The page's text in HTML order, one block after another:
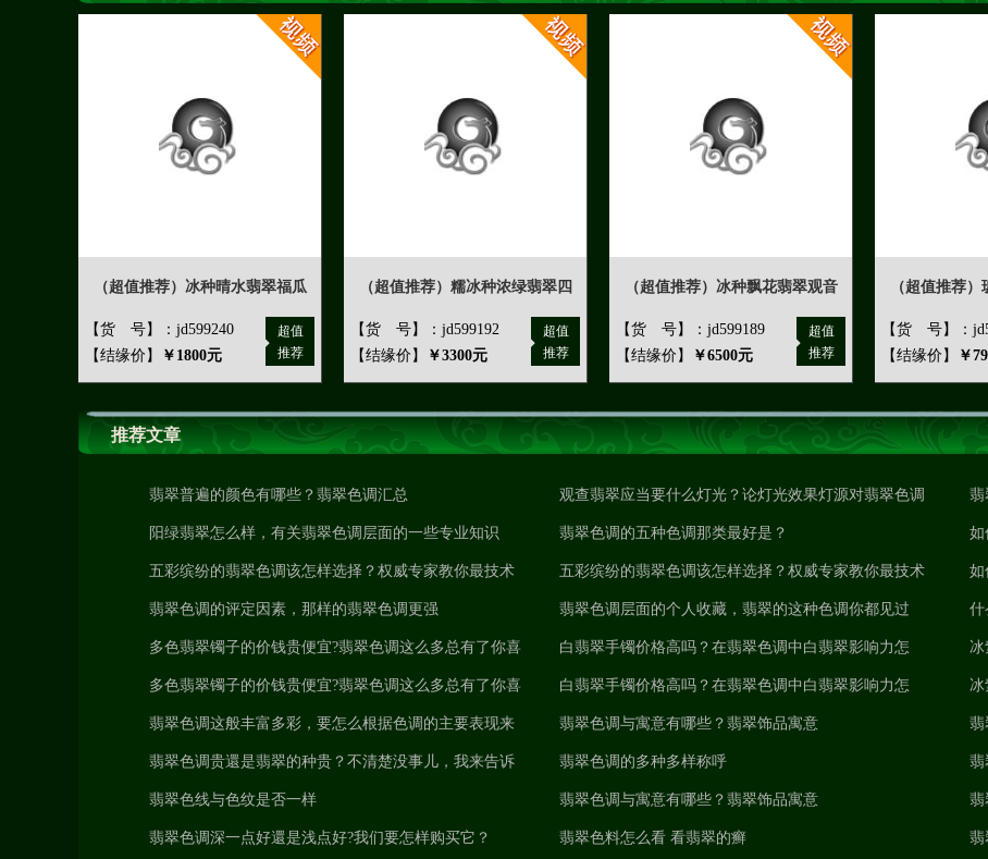
（超值推荐）冰种晴水翡翠福瓜
【货 号】：jd599240
【结缘价】
￥1800元
超值
推荐
（超值推荐）糯冰种浓绿翡翠四
【货 号】：jd599192
【结缘价】
￥3300元
超值
推荐
（超值推荐）冰种飘花翡翠观音
【货 号】：jd599189
【结缘价】
￥6500元
超值
推荐
（超值推荐
【货 号】：
【结缘价】
￥
推荐文章
翡翠普遍的颜色有哪些？翡翠色调汇总 观查翡翠应当要什么灯光？论灯光效果灯源对翡翠色调
的危害
翡
阳绿翡翠怎么样，有关翡翠色调层面的一些专业知识 翡翠色调的五种色调那类最好是？ 如
五彩缤纷的翡翠色调该怎样选择？权威专家教你最技术
专业的方位
五彩缤纷的翡翠色调该怎样选择？权威专家教你最技术
专业的方位
如
翡翠色调的评定因素，那样的翡翠色调更强 翡翠色调层面的个人收藏，翡翠的这种色调你都见过
吗？
什
知
多色翡翠镯子的价钱贵便宜?翡翠色调这么多总有了你喜
爱的一种
白翡翠手镯价格高吗？在翡翠色调中白翡翠影响力怎
样？
冰
翡
多色翡翠镯子的价钱贵便宜?翡翠色调这么多总有了你喜
爱的一种
白翡翠手镯价格高吗？在翡翠色调中白翡翠影响力怎
样？
冰
翡
翡翠色调这般丰富多彩，要怎么根据色调的主要表现来
分辨其优劣呢？
翡翠色调与寓意有哪些？翡翠饰品寓意 翡
翡翠色调贵還是翡翠的种贵？不清楚没事儿，我来告诉
你！
翡翠色调的多种多样称呼 翡
翡翠色线与色纹是否一样 翡翠色调与寓意有哪些？翡翠饰品寓意 翡
翡翠色调深一点好還是浅点好?我们要怎样购买它？ 翡翠色料怎么看 看翡翠的癣 翡